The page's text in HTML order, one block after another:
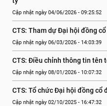
Cập nhật ngày 04/06/2026 - 09:25:52
CTS: Tham dự Đại hội đồng
Cập nhật ngày 06/03/2026 - 14:03:39
CTS: Điều chỉnh thông tin tên
Cập nhật ngày 08/01/2026 - 10:07:32
CTS: Tổ chức Đại hội đồng cổ
Cập nhật ngày 02/10/2025 - 16:47:32